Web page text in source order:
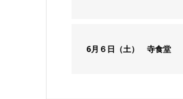
6月６日（土） 寺食堂